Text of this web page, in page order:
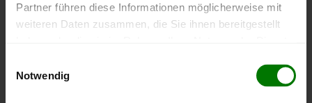
Partner führen diese Informationen möglicherweise mit
weiteren Daten zusammen, die Sie ihnen bereitgestellt
Notwendig
von Dirk aus Buchen Eberstadt
5 Paletten vonEckhardt
Die Flexibilität beim Liefertermin und die